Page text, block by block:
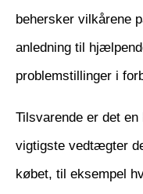
behersker vilkårene
anledning til
problemstillinger i
Tilsvarende er det
vigtigste vedtægter
købet, til eksempel